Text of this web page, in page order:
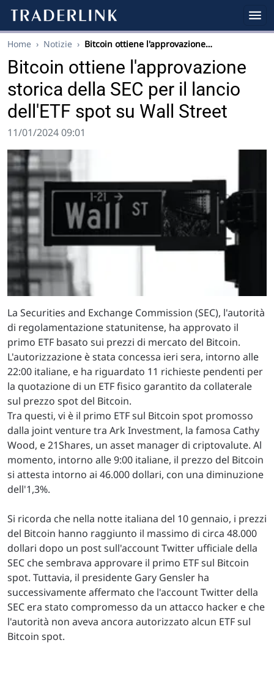
Home › Notizie › Bitcoin ottiene l'approvazione…
Bitcoin ottiene l'approvazione
storica della SEC per il lancio
dell'ETF spot su Wall Street
11/01/2024 09:01
La Securities and Exchange Commission (SEC), l'autorità
di regolamentazione statunitense, ha approvato il
primo ETF basato sui prezzi di mercato del Bitcoin.
L'autorizzazione è stata concessa ieri sera, intorno alle
22:00 italiane, e ha riguardato 11 richieste pendenti per
la quotazione di un ETF fisico garantito da collaterale
sul prezzo spot del Bitcoin.
Tra questi, vi è il primo ETF sul Bitcoin spot promosso
dalla joint venture tra Ark Investment, la famosa Cathy
Wood, e 21Shares, un asset manager di criptovalute. Al
momento, intorno alle 9:00 italiane, il prezzo del Bitcoin
si attesta intorno ai 46.000 dollari, con una diminuzione
dell'1,3%.
Si ricorda che nella notte italiana del 10 gennaio, i prezzi
del Bitcoin hanno raggiunto il massimo di circa 48.000
dollari dopo un post sull'account Twitter ufficiale della
SEC che sembrava approvare il primo ETF sul Bitcoin
spot. Tuttavia, il presidente Gary Gensler ha
successivamente affermato che l'account Twitter della
SEC era stato compromesso da un attacco hacker e che
l'autorità non aveva ancora autorizzato alcun ETF sul
Bitcoin spot.